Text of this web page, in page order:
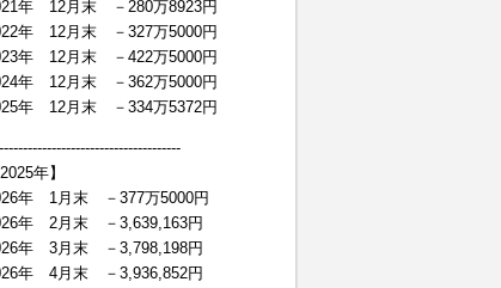
年 12月末 －280万8923円
年 12月末 －327万5000円
年 12月末 －422万5000円
年 12月末 －362万5000円
年 12月末 －334万5372円
2025年】
年 1月末 －377万5000円
年 2月末 －3,639,163円
年 3月末 －3,798,198円
年 4月末 －3,936,852円